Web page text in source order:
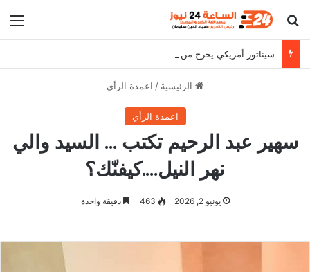
بحث عن
الرئيسية / اعمدة الرأي
اعمدة الرأي
سهير عبد الرحيم تكتب … السيد والي
نهر النيل….كيفنّك؟
يونيو 2, 2026 463 دقيقة واحدة